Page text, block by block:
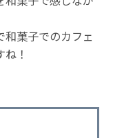
菓子でのカフェ
！